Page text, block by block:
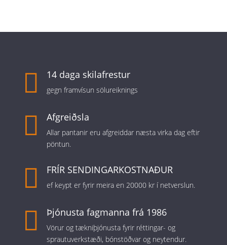
 14 daga skilafrestur
gegn framvísun sölureiknings
 Afgreiðsla
Allar pantanir eru afgreiddar næsta virka dag eftir
pöntun.
 FRÍR SENDINGARKOSTNAÐUR
ef keypt er fyrir meira en 20000 kr í netverslun.
 Þjónusta fagmanna frá 1986
Vörur og tækniþjónusta fyrir réttingar- og
sprautuverkstæði, bónstöðvar og neytendur.